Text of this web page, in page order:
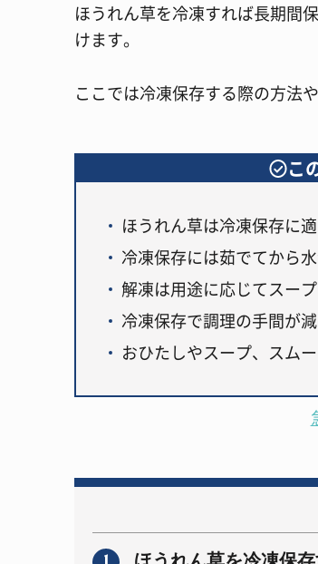
ほうれん草を冷凍すれば長期間
けます。
ここでは冷凍保存する際の方法
こ
ほうれん草は冷凍保存に
冷凍保存には茹でてから
解凍は用途に応じてスー
冷凍保存で調理の手間が
おひたしやスープ、スム